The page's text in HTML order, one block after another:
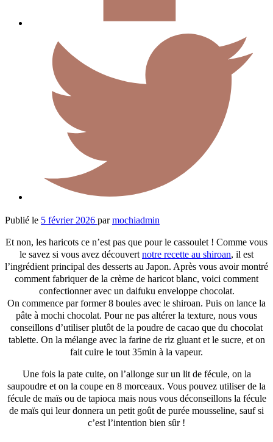
Publié le 5 février 2026 parmochiadmin
Et non, les haricots ce n’est pas que pour le cassoulet ! Comme vous
le savez si vous avez découvertnotre recette au shiroan, il est
l’ingrédient principal des desserts au Japon. Après vous avoir montré
comment fabriquer de la crème de haricot blanc, voici comment
confectionner avec un daifuku enveloppe chocolat.
On commence par former 8 boules avec le shiroan. Puis on lance la
pâte à mochi chocolat. Pour ne pas altérer la texture, nous vous
conseillons d’utiliser plutôt de la poudre de cacao que du chocolat
tablette. On la mélange avec la farine de riz gluant et le sucre, et on
fait cuire le tout 35min à la vapeur.
Une fois la pate cuite, on l’allonge sur un lit de fécule, on la
saupoudre et on la coupe en 8 morceaux. Vous pouvez utiliser de la
fécule de maïs ou de tapioca mais nous vous déconseillons la fécule
de maïs qui leur donnera un petit goût de purée mousseline, sauf si
c’est l’intention bien sûr !